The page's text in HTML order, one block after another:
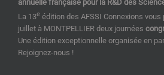
annuelle française pour la R&D des
La 13e édition des AFSSI Connexions
juillet à MONTPELLIER deux journées
Une édition exceptionnelle organisée en
Rejoignez-nous !